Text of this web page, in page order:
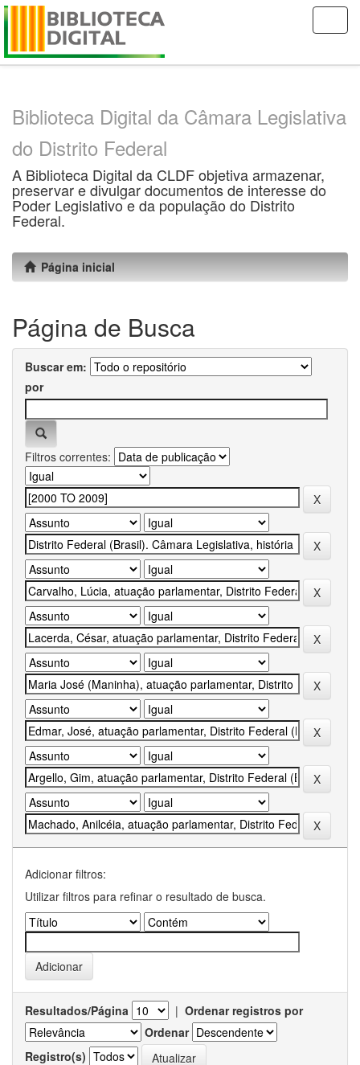
Skip
Biblioteca Digital da Câmara Legislativa
do Distrito Federal
A Biblioteca Digital da CLDF objetiva armazenar,
preservar e divulgar documentos de interesse do
Poder Legislativo e da população do Distrito
Federal.
Página inicial
Página de Busca
Buscar em:
por
Filtros correntes:
Adicionar filtros:
Utilizar filtros para refinar o resultado de busca.
Resultados/Página | Ordenar registros por
Ordenar
Registro(s)